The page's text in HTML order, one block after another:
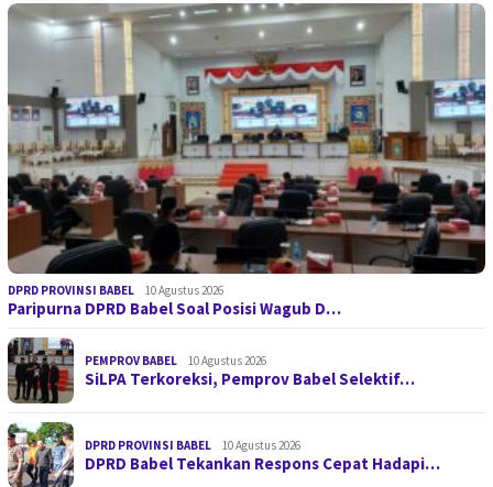
DPRD PROVINSI BABEL 10 Agustus 2026
Paripurna DPRD Babel Soal Posisi Wagub D…
PEMPROV BABEL 10 Agustus 2026
SiLPA Terkoreksi, Pemprov Babel Selektif…
DPRD PROVINSI BABEL 10 Agustus 2026
DPRD Babel Tekankan Respons Cepat Hadapi…